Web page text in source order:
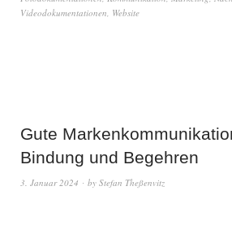
Videodokumentationen, Website
Gute
Bindung und Begehren
3. Januar 2024 by Stefan Theßenvitz